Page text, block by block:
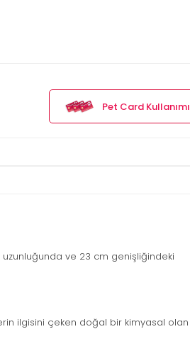
Pet Card Kullanımı
uzunluğunda ve 23 cm genişliğindeki
ilgisini çeken doğal bir kimyasal olan